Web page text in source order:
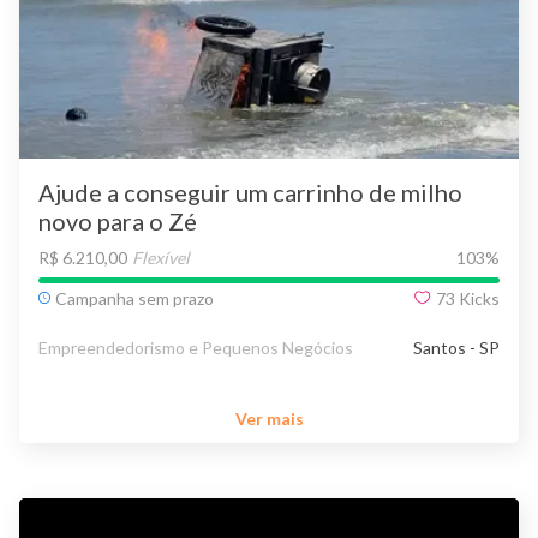
Ajude a conseguir um carrinho de milho
novo para o Zé
R$ 6.210,00 Flexível 103%
Campanha sem prazo
73 Kicks
Empreendedorismo e Pequenos Negócios Santos - SP
Ver mais